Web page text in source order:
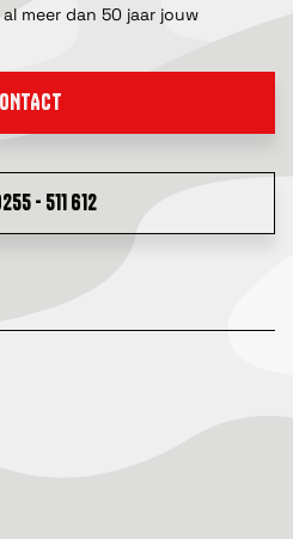
meer dan 50 jaar jouw
- 511 612